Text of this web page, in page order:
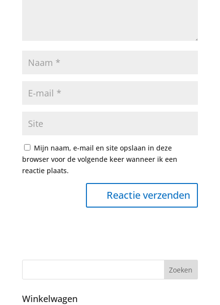
Mijn naam, e-mail en site opslaan in deze
browser voor de volgende keer wanneer ik een
reactie plaats.
Winkelwagen